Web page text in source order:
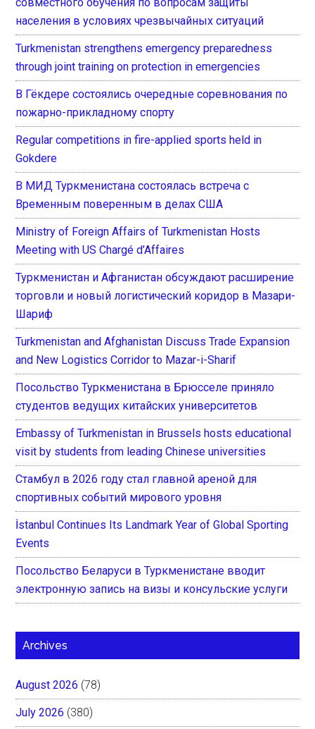
населения в условиях чрезвычайных ситуаций
Turkmenistan strengthens emergency preparedness
through joint training on protection in emergencies
В Гёкдере состоялись очередные соревнования по
пожарно-прикладному спорту
Regular competitions in fire-applied sports held in
Gokdere
В МИД Туркменистана состоялась встреча с
Временным поверенным в делах США
Ministry of Foreign Affairs of Turkmenistan Hosts
Meeting with US Chargé d’Affaires
Туркменистан и Афганистан обсуждают расширение
торговли и новый логистический коридор в Мазари-
Шариф
Turkmenistan and Afghanistan Discuss Trade Expansion
and New Logistics Corridor to Mazar-i-Sharif
Посольство Туркменистана в Брюсселе приняло
студентов ведущих китайских университетов
Embassy of Turkmenistan in Brussels hosts educational
visit by students from leading Chinese universities
Стамбул в 2026 году стал главной ареной для
спортивных событий мирового уровня
İstanbul Continues Its Landmark Year of Global Sporting
Events
Посольство Беларуси в Туркменистане вводит
электронную запись на визы и консульские услуги
Archives
August 2026 (78)
July 2026 (380)